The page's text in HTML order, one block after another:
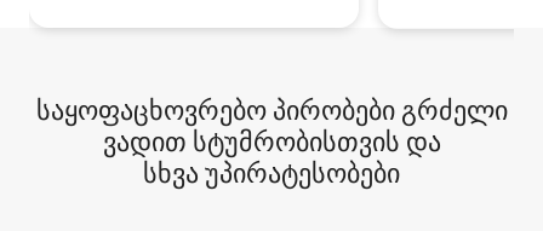
საყოფაცხოვრებო პირობები გრძელი
ვადით სტუმრობისთვის და
სხვა უპირატესობები